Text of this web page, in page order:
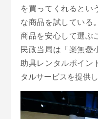
を買ってくれるとい
な商品を試している
商品を安心して選ぶ
民政当局は「楽無憂
助具レンタルポイン
タルサービスを提供し